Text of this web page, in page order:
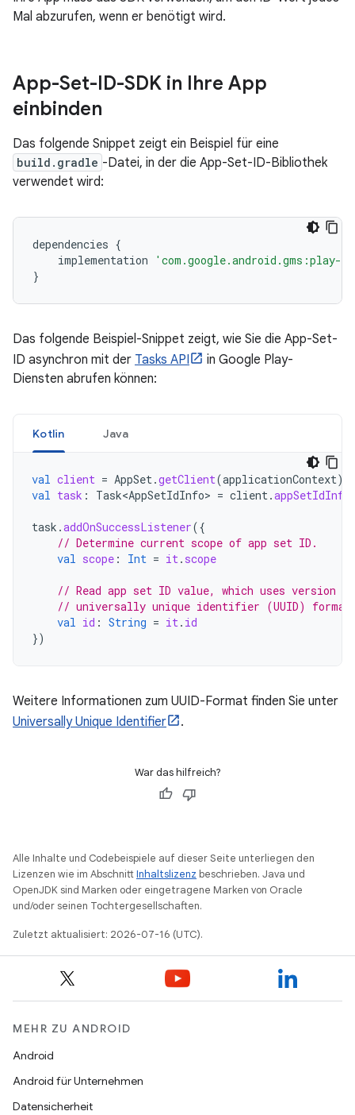
Mal abzurufen, wenn er benötigt wird.
App-Set-ID-SDK in Ihre App
einbinden
Das folgende Snippet zeigt ein Beispiel für eine
build.gradle -Datei, in der die App-Set-ID-Bibliothek
verwendet wird:
dependencies {
implementation
'com.google.android.gms:play-
}
Das folgende Beispiel-Snippet zeigt, wie Sie die App-Set-
ID asynchron mit der Tasks API
in Google Play-
Diensten abrufen können:
Kotlin Java
val client = AppSet.getClient(applicationContext)
val task : Task<AppSetIdInfo> = client.appSetIdInfo
task .addOnSuccessListener({
// Determine current scope of app set ID.
val scope : Int = it. scope
// Read app set ID value, which uses version
// universally unique identifier (UUID)
val id : String = it. id
})
Weitere Informationen zum UUID-Format finden Sie unter
Universally Unique Identifier
.
War das hilfreich?
Alle Inhalte und Codebeispiele auf dieser Seite unterliegen den
Lizenzen wie im AbschnittInhaltslizenz beschrieben. Java und
OpenJDK sind Marken oder eingetragene Marken von Oracle
und/oder seinen Tochtergesellschaften.
Zuletzt aktualisiert: 2026-07-16 (UTC).
MEHR ZU ANDROID
Android
Android für Unternehmen
Datensicherheit